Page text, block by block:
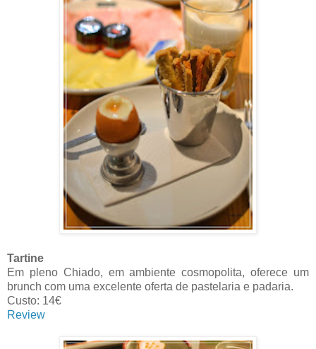
Tartine
Em pleno Chiado, em ambiente cosmopolita, oferece um
brunch com uma excelente oferta de pastelaria e padaria.
Custo: 14€
Review